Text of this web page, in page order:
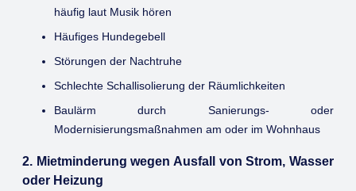
häufig laut Musik hören
Häufiges Hundegebell
Störungen der Nachtruhe
Schlechte Schallisolierung der Räumlichkeiten
Baulärm durch Sanierungs- oder
Modernisierungsmaßnahmen am oder im Wohnhaus
2. Mietminderung wegen Ausfall von Strom, Wasser
oder Heizung